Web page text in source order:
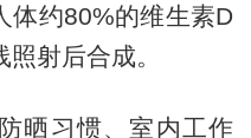
体约80%的维生素D
射后合成。
晒习惯、室内工作